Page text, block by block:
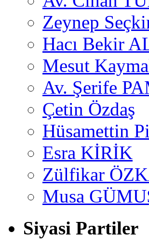
Zeynep
Hacı Bekir
Mesut
Av. Şerife
Çetin Özdaş
Hüsamettin
Esra KİRİK
Zülfikar
Musa
Siyasi Partiler